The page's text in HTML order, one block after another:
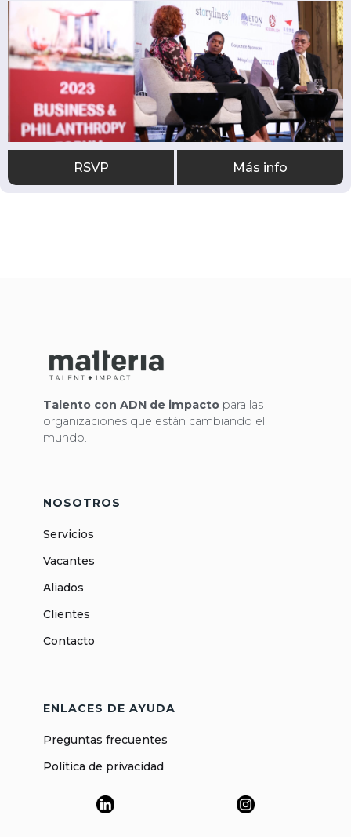
RSVP Más info
Talento con ADN de impacto para las
organizaciones que están cambiando el
mundo.
NOSOTROS
Servicios
Vacantes
Aliados
Clientes
Contacto
ENLACES DE AYUDA
Preguntas frecuentes
Política de privacidad